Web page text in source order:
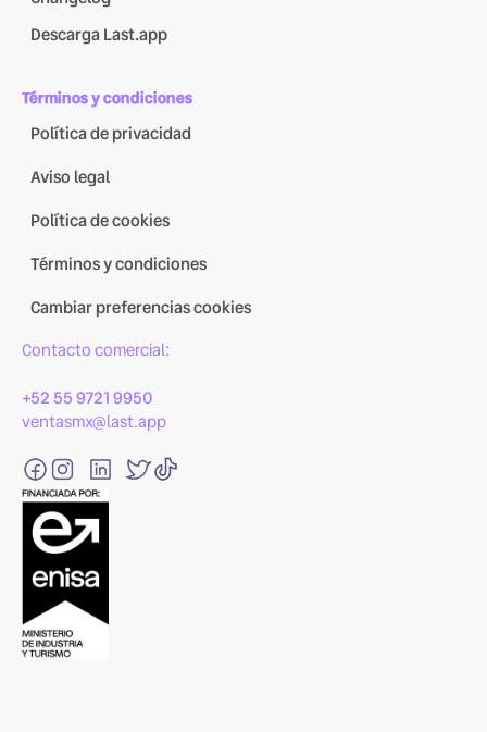
Descarga Last.app
Términos y condiciones
Política de privacidad
Aviso legal
Política de cookies
Términos y condiciones
Cambiar preferencias cookies
Contacto comercial:
+52 55 9721 9950
ventasmx@last.app